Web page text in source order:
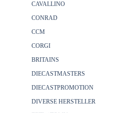
CAVALLINO
CONRAD
CCM
CORGI
BRITAINS
DIECASTMASTERS
DIECASTPROMOTION
DIVERSE HERSTELLER